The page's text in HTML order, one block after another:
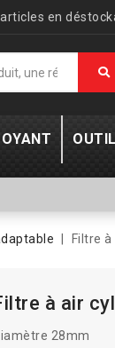
articles en
Filtre
à air
28mm